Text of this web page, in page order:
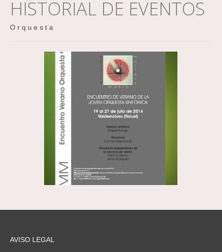
HISTORIAL DE EVENTOS
O r q u e s t a
AVISO LEGAL